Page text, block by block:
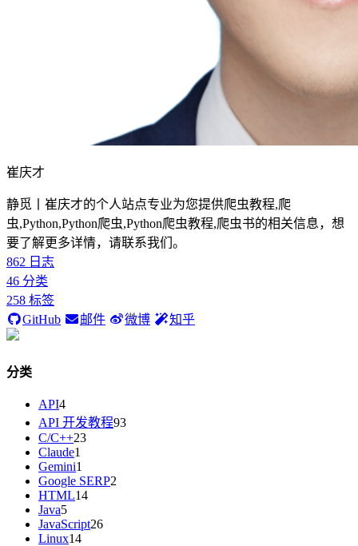
崔庆才
静觅丨崔庆才的个人站点专业为您提供爬虫教程,爬
虫,Python,Python爬虫,Python爬虫教程,爬虫书的相关信息，想
要了解更多详情，请联系我们。
862 日志
46 分类
258 标签
GitHub
邮件 微博 知乎
分类
API4
API 开发教程93
C/C++23
Claude1
Gemini1
Google SERP2
HTML14
Java5
JavaScript26
Linux14